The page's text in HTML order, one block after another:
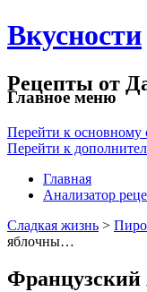
Вкусности
Рецепты от
Главное меню
Перейти к
Перейти к
Главная
Анализатор
Сладкая жизнь >
яблочны…
Французский